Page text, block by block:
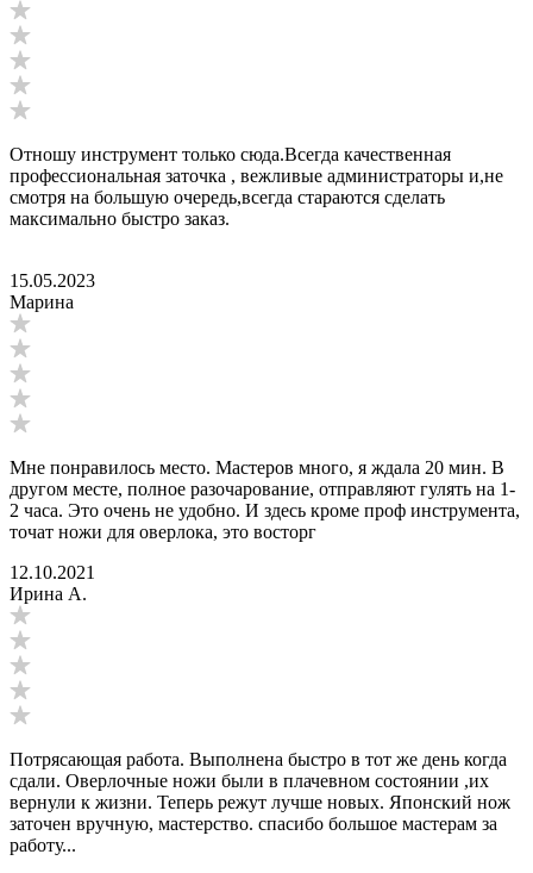
Отношу инструмент только сюда.Всегда качественная
профессиональная заточка , вежливые администраторы и,не
смотря на большую очередь,всегда стараются сделать
максимально быстро заказ.
15.05.2023
Марина
Мне понравилось место. Мастеров много, я ждала 20 мин. В
другом месте, полное разочарование, отправляют гулять на 1-
2 часа. Это очень не удобно. И здесь кроме проф инструмента,
точат ножи для оверлока, это восторг
12.10.2021
Ирина А.
Потрясающая работа. Выполнена быстро в тот же день когда
сдали. Оверлочные ножи были в плачевном состоянии ,их
вернули к жизни. Теперь режут лучше новых. Японский нож
заточен вручную, мастерство. спасибо большое мастерам за
работу...